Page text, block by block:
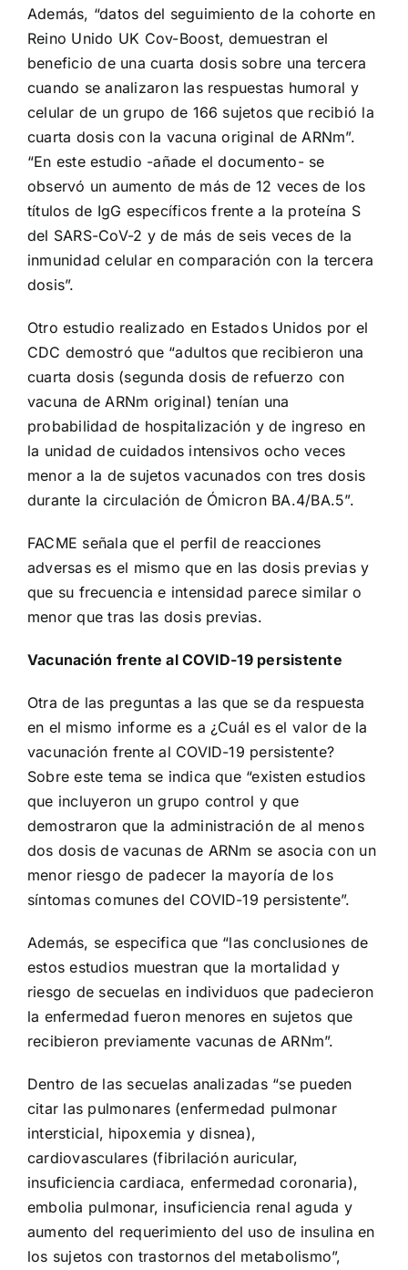
Además, “datos del seguimiento de la cohorte en
Reino Unido UK Cov-Boost, demuestran el
beneficio de una cuarta dosis sobre una tercera
cuando se analizaron las respuestas humoral y
celular de un grupo de 166 sujetos que recibió la
cuarta dosis con la vacuna original de ARNm”.
“En este estudio -añade el documento- se
observó un aumento de más de 12 veces de los
títulos de IgG específicos frente a la proteína S
del SARS-CoV-2 y de más de seis veces de la
inmunidad celular en comparación con la tercera
dosis”.
Otro estudio realizado en Estados Unidos por el
CDC demostró que “adultos que recibieron una
cuarta dosis (segunda dosis de refuerzo con
vacuna de ARNm original) tenían una
probabilidad de hospitalización y de ingreso en
la unidad de cuidados intensivos ocho veces
menor a la de sujetos vacunados con tres dosis
durante la circulación de Ómicron BA.4/BA.5”.
FACME señala que el perfil de reacciones
adversas es el mismo que en las dosis previas y
que su frecuencia e intensidad parece similar o
menor que tras las dosis previas.
Vacunación frente al COVID-19 persistente
Otra de las preguntas a las que se da respuesta
en el mismo informe es a ¿Cuál es el valor de la
vacunación frente al COVID-19 persistente?
Sobre este tema se indica que “existen estudios
que incluyeron un grupo control y que
demostraron que la administración de al menos
dos dosis de vacunas de ARNm se asocia con un
menor riesgo de padecer la mayoría de los
síntomas comunes del COVID-19 persistente”.
Además, se especifica que “las conclusiones de
estos estudios muestran que la mortalidad y
riesgo de secuelas en individuos que padecieron
la enfermedad fueron menores en sujetos que
recibieron previamente vacunas de ARNm”.
Dentro de las secuelas analizadas “se pueden
citar las pulmonares (enfermedad pulmonar
intersticial, hipoxemia y disnea),
cardiovasculares (fibrilación auricular,
insuficiencia cardiaca, enfermedad coronaria),
embolia pulmonar, insuficiencia renal aguda y
aumento del requerimiento del uso de insulina en
los sujetos con trastornos del metabolismo”,